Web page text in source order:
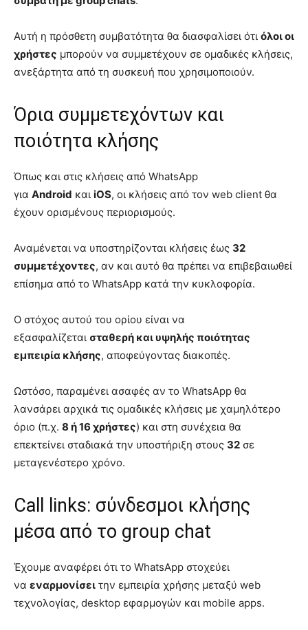
Αυτή η πρόσθετη συμβατότητα θα διασφαλίσει ότι όλοι οι
χρήστες μπορούν να συμμετέχουν σε ομαδικές κλήσεις,
ανεξάρτητα από τη συσκευή που χρησιμοποιούν.
Όρια συμμετεχόντων και
ποιότητα κλήσης
Όπως και στις κλήσεις από WhatsApp
για Android και iOS, οι κλήσεις από τον web client θα
έχουν ορισμένους περιορισμούς.
Αναμένεται να υποστηρίζονται κλήσεις έως 32
συμμετέχοντες, αν και αυτό θα πρέπει να επιβεβαιωθεί
επίσημα από το WhatsApp κατά την κυκλοφορία.
Ο στόχος αυτού του ορίου είναι να
εξασφαλίζεται σταθερή και υψηλής ποιότητας
εμπειρία κλήσης, αποφεύγοντας διακοπές.
Ωστόσο, παραμένει ασαφές αν το WhatsApp θα
λανσάρει αρχικά τις ομαδικές κλήσεις με χαμηλότερο
όριο (π.χ. 8 ή 16 χρήστες) και στη συνέχεια θα
επεκτείνει σταδιακά την υποστήριξη στους 32 σε
μεταγενέστερο χρόνο.
Call links: σύνδεσμοι κλήσης
μέσα από το group chat
Έχουμε αναφέρει ότι το WhatsApp στοχεύει
να εναρμονίσει την εμπειρία χρήσης μεταξύ web
τεχνολογίας, desktop εφαρμογών και mobile apps.